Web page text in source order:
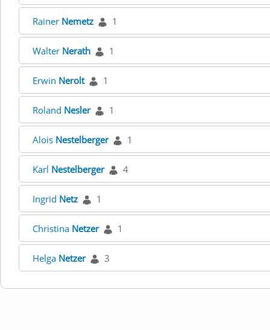
Rainer Nemetz 1
Walter Nerath 1
Erwin Nerolt 1
Roland Nesler 1
Alois Nestelberger 1
Karl Nestelberger 4
Ingrid Netz 1
Christina Netzer 1
Helga Netzer 3